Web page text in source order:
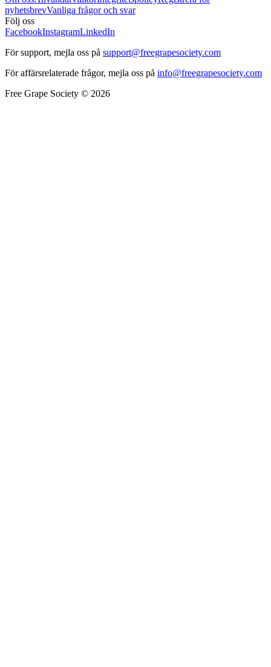
nyhetsbrevVanliga frågor och svar
Följ oss
FacebookInstagramLinkedIn
För support, mejla oss på support@freegrapesociety.com
För affärsrelaterade frågor, mejla oss på info@freegrapesociety.com
Free Grape Society © 2026